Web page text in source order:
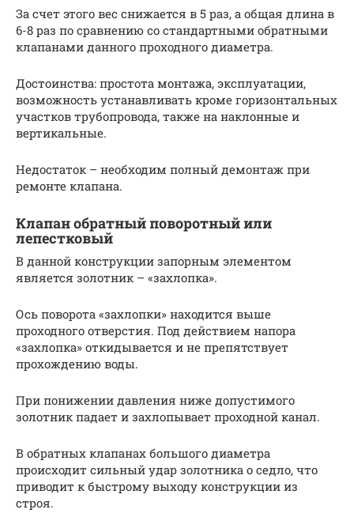
За счет этого вес снижается в 5 раз, а общая длина в
6-8 раз по сравнению со стандартными обратными
клапанами данного проходного диаметра.
Достоинства: простота монтажа, эксплуатации,
возможность устанавливать кроме горизонтальных
участков трубопровода, также на наклонные и
вертикальные.
Недостаток – необходим полный демонтаж при
ремонте клапана.
Клапан обратный поворотный или
лепестковый
В данной конструкции запорным элементом
является золотник – «захлопка».
Ось поворота «захлопки» находится выше
проходного отверстия. Под действием напора
«захлопка» откидывается и не препятствует
прохождению воды.
При понижении давления ниже допустимого
золотник падает и захлопывает проходной канал.
В обратных клапанах большого диаметра
происходит сильный удар золотника о седло, что
приводит к быстрому выходу конструкции из
строя.